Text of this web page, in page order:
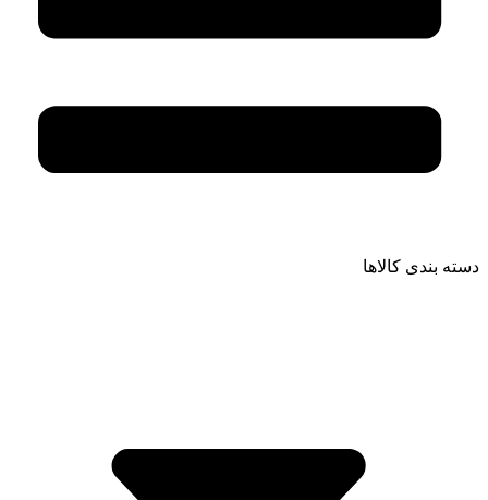
دسته بندی کالاها